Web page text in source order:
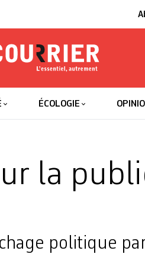
ÉCOLOGIE
la
politique